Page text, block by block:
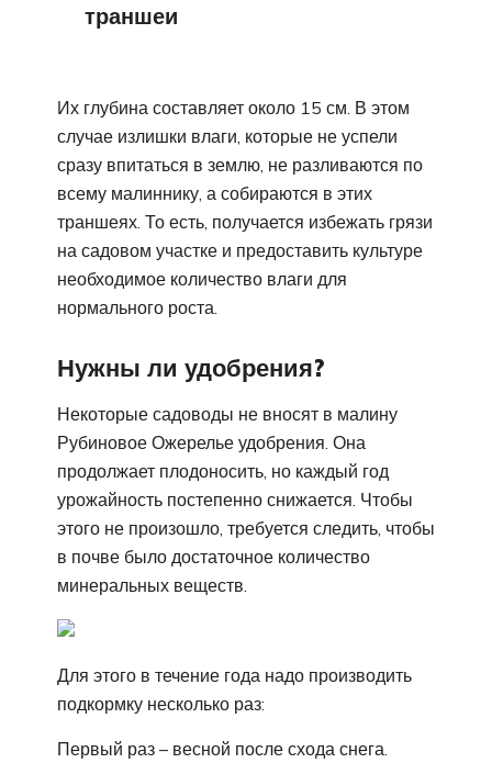
траншеи
Их глубина составляет около 15 см. В этом
случае излишки влаги, которые не успели
сразу впитаться в землю, не разливаются по
всему малиннику, а собираются в этих
траншеях. То есть, получается избежать грязи
на садовом участке и предоставить культуре
необходимое количество влаги для
нормального роста.
Нужны ли удобрения?
Некоторые садоводы не вносят в малину
Рубиновое Ожерелье удобрения. Она
продолжает плодоносить, но каждый год
урожайность постепенно снижается. Чтобы
этого не произошло, требуется следить, чтобы
в почве было достаточное количество
минеральных веществ.
Для этого в течение года надо производить
подкормку несколько раз:
Первый раз – весной после схода снега.